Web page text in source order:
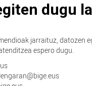
dugu
jarraituz, datozen
espero dugu.